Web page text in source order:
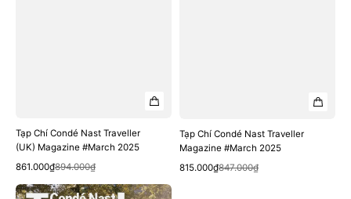
Tạp Chí Condé Nast Traveller
(UK) Magazine #March 2025
Sale
861.000₫
Regular
894.000₫
Quick View
Tạp Chí Condé Nast Traveller
Magazine #March 2025
Sale
815.000₫
Regular
847.000₫
Quick View
Tạp